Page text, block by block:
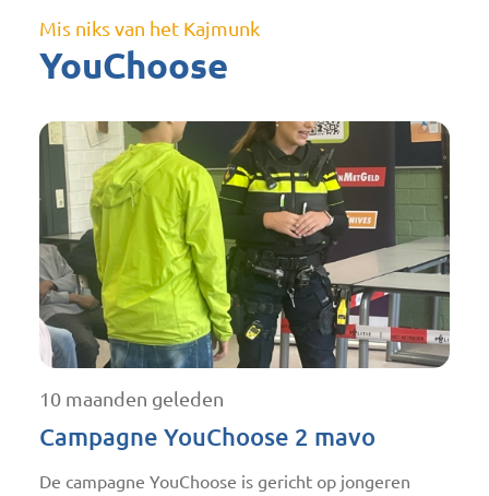
Mis niks van het Kajmunk
YouChoose
10 maanden geleden
Campagne YouChoose 2 mavo
De campagne YouChoose is gericht op jongeren